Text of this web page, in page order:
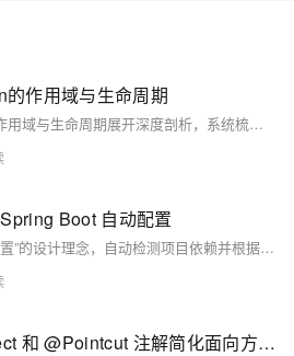
的作用域与生命周期
本文将围绕 Spring Bean 的作用域与生命周期展开深度剖析，系统梳理作用域的类型与应用场景、生命周期的关键阶段与扩展点，并结合实际案例揭示其底层实现原理，为开发者提供从理论到实践的完整指导。
Boot 自动配置
Spring Boot通过“约定优于配置”的设计理念，自动检测项目依赖并根据这些依赖自动装配相应的Bean，从而解放开发者从繁琐的配置工作中解脱出来，专注于业务逻辑实现。
使用 Spring 的 @Aspect 和 @Pointcut 注解简化面向方面的编程 (AOP)